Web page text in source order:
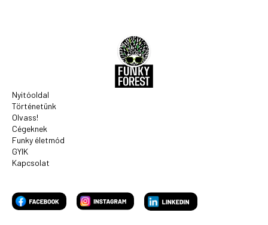
Nyitóoldal
Történetünk
Olvass!
Cégeknek
Funky életmód
GYIK
Kapcsolat